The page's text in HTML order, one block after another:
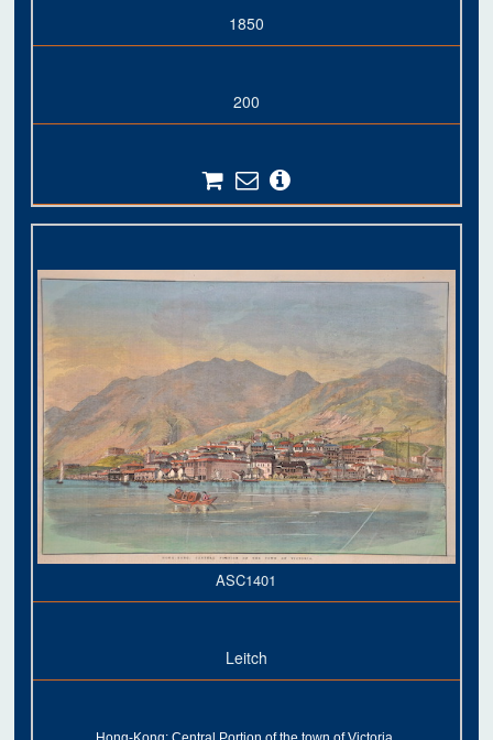
1850
200
ASC1401
Leitch